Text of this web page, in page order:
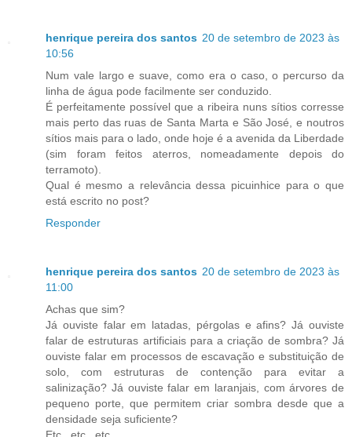
henrique pereira dos santos 20 de setembro de 2023 às
10:56
Num vale largo e suave, como era o caso, o percurso da
linha de água pode facilmente ser conduzido.
É perfeitamente possível que a ribeira nuns sítios corresse
mais perto das ruas de Santa Marta e São José, e noutros
sítios mais para o lado, onde hoje é a avenida da Liberdade
(sim foram feitos aterros, nomeadamente depois do
terramoto).
Qual é mesmo a relevância dessa picuinhice para o que
está escrito no post?
Responder
henrique pereira dos santos 20 de setembro de 2023 às
11:00
Achas que sim?
Já ouviste falar em latadas, pérgolas e afins? Já ouviste
falar de estruturas artificiais para a criação de sombra? Já
ouviste falar em processos de escavação e substituição de
solo, com estruturas de contenção para evitar a
salinização? Já ouviste falar em laranjais, com árvores de
pequeno porte, que permitem criar sombra desde que a
densidade seja suficiente?
Etc., etc., etc..